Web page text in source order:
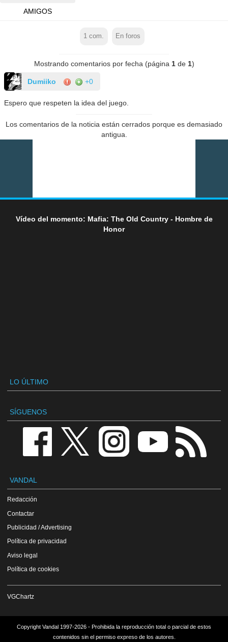
AMIGOS
1 com. En foros
Mostrando comentarios por fecha (página 1de 1)
Dumiiko +0
Espero que respeten la idea del juego.
Los comentarios de la noticia están cerrados porque es demasiado
antigua.
Vídeo del momento: Mafia: The Old Country - Hombre de
Honor
LO ÚLTIMO
SÍGUENOS
VANDAL
Redacción
Contactar
Publicidad / Advertising
Política de privacidad
Aviso legal
Política de cookies
VGChartz
Copyright Vandal 1997-2026 - Prohibida la reproducción total o parcial de estos
contenidos sin el permiso expreso de los autores.